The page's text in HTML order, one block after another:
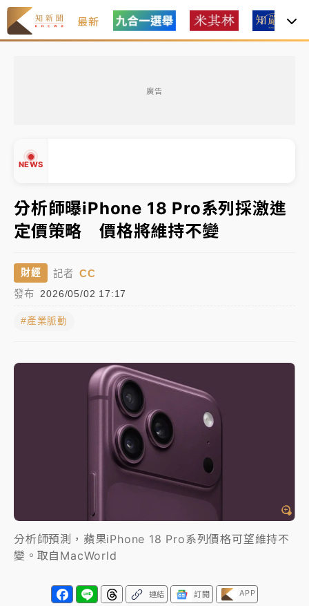
最新
廣告
NEWS
有片｜
中颱白海豚風雨來了！中部以北防豪雨 今晚、明天影
響最劇烈
4800＋拖吊費
油價持續凍漲！ 中油宣布下周一汽柴油價格維持不變
白海豚暴風圈逼近！新北淡水赫見龍捲風 榕樹
中颱白海豚風雨來了！中部以北防豪雨 今晚、明天影
白海豚逼近！北市水門只出不進 未移置車輛最高罰
分析師曝iPhone 18 Pro系列採激進
定價策略 價格將維持不變
財經 記者 CC
發布 2026/05/02 17:17
#產業脈動
分析師預測，蘋果iPhone 18 Pro系列價格可望維持不
變。取自MacWorld
連結 訂閱 APP